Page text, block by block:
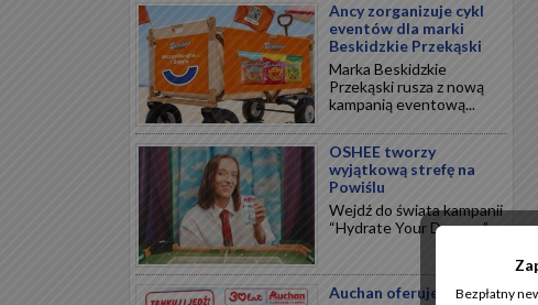
Ancy zorganizuje cykl
eventów dla marki
Beskidzkie Przekąski
Marka Beskidzkie
Przekąski rusza z nową
kampanią eventową...
OSHEE tworzy
wyjątkową strefę na
Powiślu
Wejdź do świata kampanii
“Hydrate Your Dreams”....
Auchan oferuje tańsze
Bezpłatny